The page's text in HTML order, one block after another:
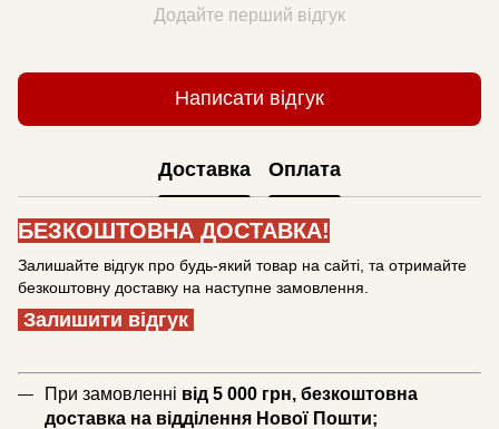
Додайте перший відгук
Написати відгук
Доставка Оплата
БЕЗКОШТОВНА ДОСТАВКА!
Залишайте відгук про будь-який товар на сайті, та отримайте
безкоштовну доставку на наступне замовлення.
Залишити відгук
При замовленні від 5 000 грн, безкоштовна
доставка на відділення Нової Пошти;